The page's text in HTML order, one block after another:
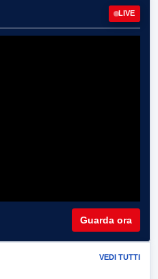
LIVE
Guarda ora
VEDI TUTTI